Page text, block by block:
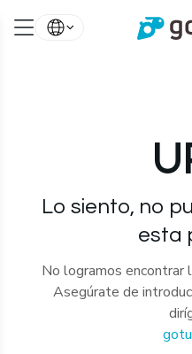
Lo siento, no
esta
No logramos encontrar
Asegúrate de